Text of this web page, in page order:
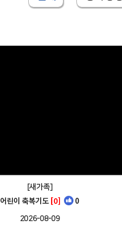
[새가족]
어린이 축복기도 [0] 0
2026-08-09